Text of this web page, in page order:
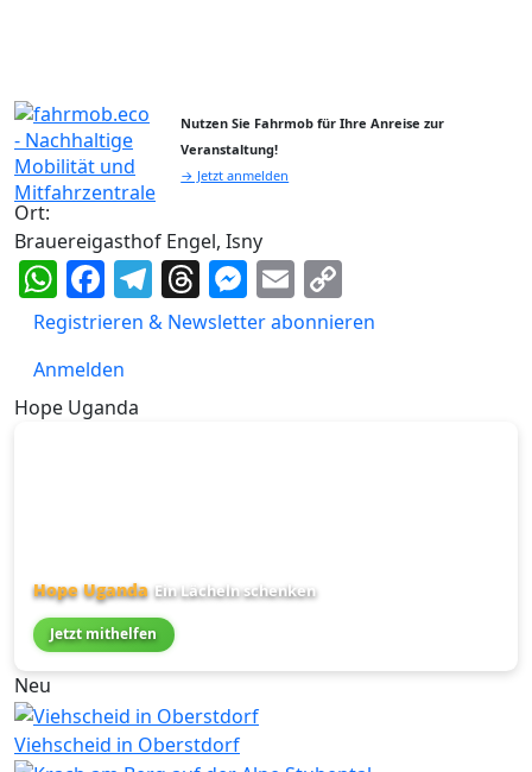
Nutzen Sie Fahrmob für Ihre Anreise zur
Veranstaltung!
→ Jetzt anmelden
Ort:
Brauereigasthof Engel, Isny
WhatsApp
Facebook
Telegram
Threads
Messenger
Email
Link
Registrieren & Newsletter abonnieren
Anmelden
Hope Uganda
Hope Uganda Ein Lächeln schenken
Jetzt mithelfen
Neu
Viehscheid in Oberstdorf